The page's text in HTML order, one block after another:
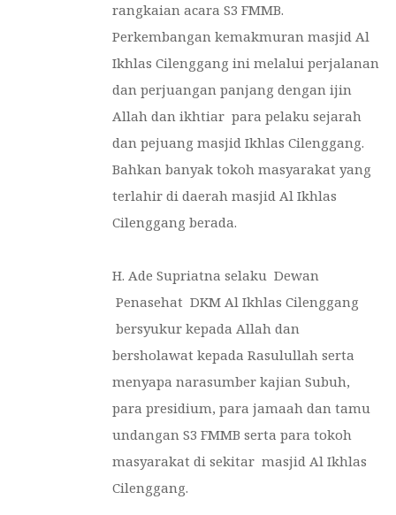
rangkaian acara S3 FMMB.
Perkembangan kemakmuran masjid Al
Ikhlas Cilenggang ini melalui perjalanan
dan perjuangan panjang dengan ijin
Allah dan ikhtiar para pelaku sejarah
dan pejuang masjid Ikhlas Cilenggang.
Bahkan banyak tokoh masyarakat yang
terlahir di daerah masjid Al Ikhlas
Cilenggang berada.
H. Ade Supriatna selaku Dewan
Penasehat DKM Al Ikhlas Cilenggang
bersyukur kepada Allah dan
bersholawat kepada Rasulullah serta
menyapa narasumber kajian Subuh,
para presidium, para jamaah dan tamu
undangan S3 FMMB serta para tokoh
masyarakat di sekitar masjid Al Ikhlas
Cilenggang.